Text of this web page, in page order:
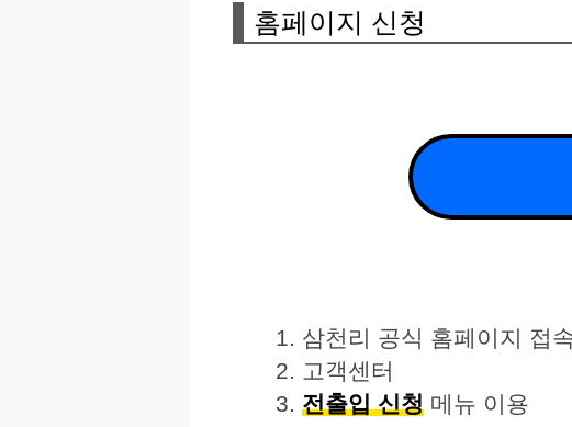
홈페이지 신청
삼천리 공식 홈페이지 접
고객센터
전출입 신청 메뉴 이용